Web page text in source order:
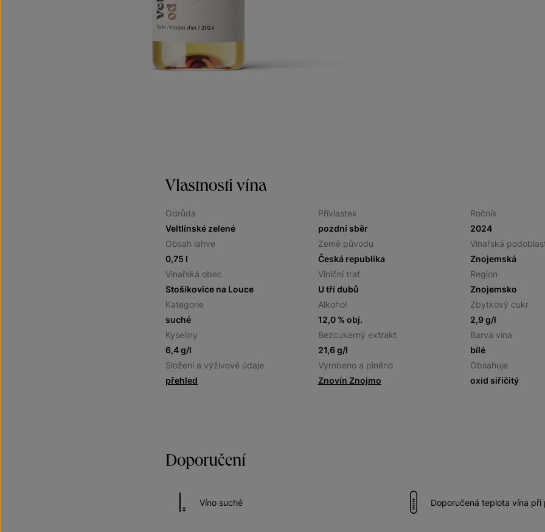
Vlastnosti vína
Odrůda
Veltlínské zelené
Přívlastek
pozdní sběr
Ročník
2024
Obsah lahve
0,75 l
Země původu
Česká republika
Vinařská
Znojemská
Vinařská obec
Stošíkovice na Louce
Viniční trať
U tří dubů
Region
Znojemsko
Kategorie
suché
Alkohol
12,0 % obj.
Zbytkový cukr
2,9 g/l
Kyseliny
6,4 g/l
Bezcukerný extrakt
21,6 g/l
Barva vína
bílé
Složení a výživové údaje
přehled
Vyrobeno a plněno
Znovín Znojmo
Obsahuje
oxid siřičitý
Doporučení
Víno suché Doporučená teplota vína při